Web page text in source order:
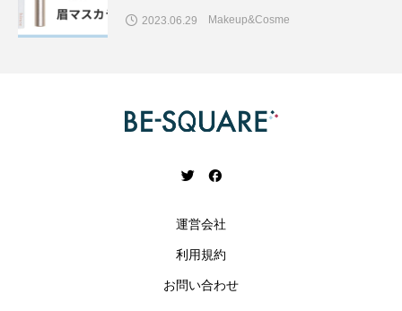
2023.06.29 Makeup&Cosme
運営会社
利用規約
お問い合わせ